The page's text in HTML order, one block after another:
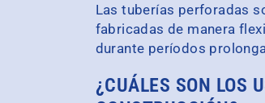
Las tuberías perforadas
fabricadas de manera
durante períodos
¿CUÁLES SON LOS